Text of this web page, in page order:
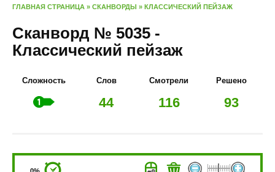
ГЛАВНАЯ СТРАНИЦА » СКАНВОРДЫ » КЛАССИЧЕСКИЙ ПЕЙЗАЖ
Сканворд № 5035 -
Классический пейзаж
Сложность Слов
44
Смотрели
116
Решено
93